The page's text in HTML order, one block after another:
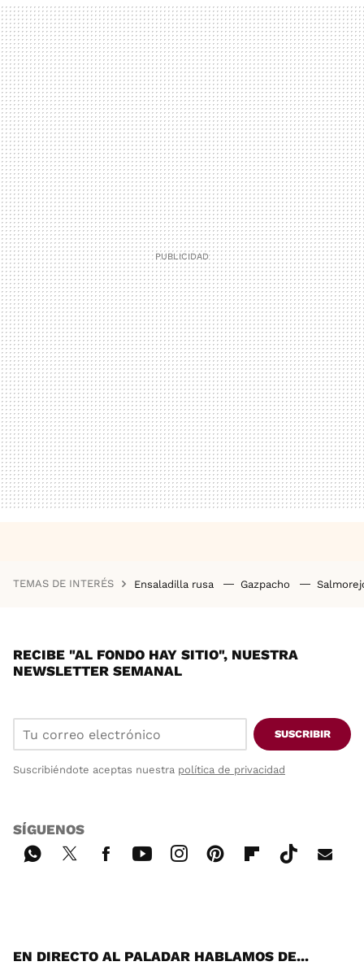
MAIL
TEMAS DE INTERÉS Ensaladilla rusa Gazpacho
RECIBE "AL FONDO HAY SITIO", NUESTRA
NEWSLETTER SEMANAL
SUSCRIBIR
Suscribiéndote aceptas nuestra política de privacidad
SÍGUENOS
EN DIRECTO AL PALADAR HABLAMOS DE...